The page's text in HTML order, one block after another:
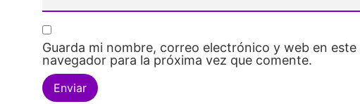
Guarda mi nombre, correo electrónico y web en este
navegador para la próxima vez que comente.